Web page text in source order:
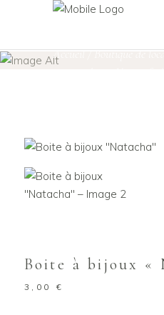
Accueil/Boutique de
Boite à bijoux «
3,00 €